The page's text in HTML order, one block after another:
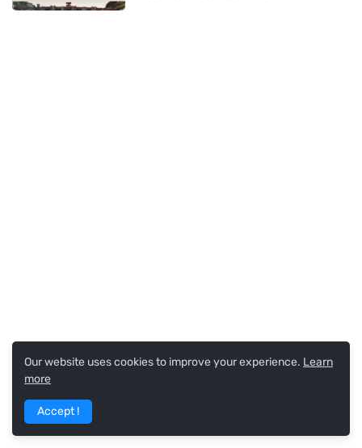
MAIN TAGS
Our website uses cookies to improve your experience. Learn
more
Accept !